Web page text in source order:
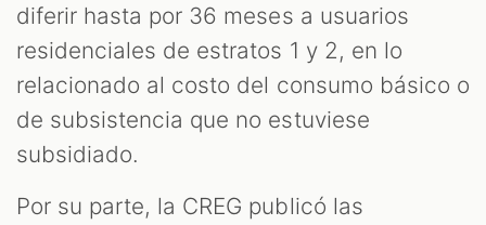
diferir hasta por 36 meses a usuarios
residenciales de estratos 1 y 2, en lo
relacionado al costo del consumo básico o
de subsistencia que no estuviese
subsidiado.
Por su parte, la CREG publicó las